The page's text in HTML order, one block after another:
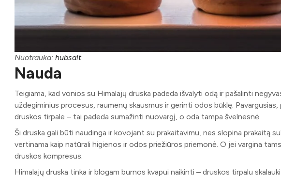
Nuotrauka: hubsalt
Nauda
Teigiama, kad vonios su Himalajų druska padeda išvalyti odą ir pašalinti
uždegiminius procesus, raumenų skausmus ir gerinti odos būklę.
druskos tirpale – tai padeda sumažinti nuovargį, o oda tampa švelnesnė.
Ši druska gali būti naudinga ir kovojant su prakaitavimu, nes slopina prakaitą
vertinama kaip natūrali higienos ir odos priežiūros priemonė. O jei vargina
druskos kompresus.
Himalajų druska tinka ir blogam burnos kvapui naikinti – druskos tirpalu